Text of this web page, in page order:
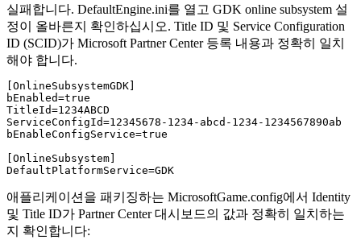
실패합니다. DefaultEngine.ini를 열고 GDK online subsystem 설
정이 올바른지 확인하십시오. Title ID 및 Service Configuration
ID (SCID)가 Microsoft Partner Center 등록 내용과 정확히 일치
해야 합니다.
[OnlineSubsystemGDK]
bEnabled=true
TitleId=1234ABCD
ServiceConfigId=12345678-1234-abcd-1234-1234567890ab
bEnableConfigService=true
[OnlineSubsystem]
애플리케이션을 패키징하는 MicrosoftGame.config에서 Identity
및 Title ID가 Partner Center 대시보드의 값과 정확히 일치하는
지 확인합니다: